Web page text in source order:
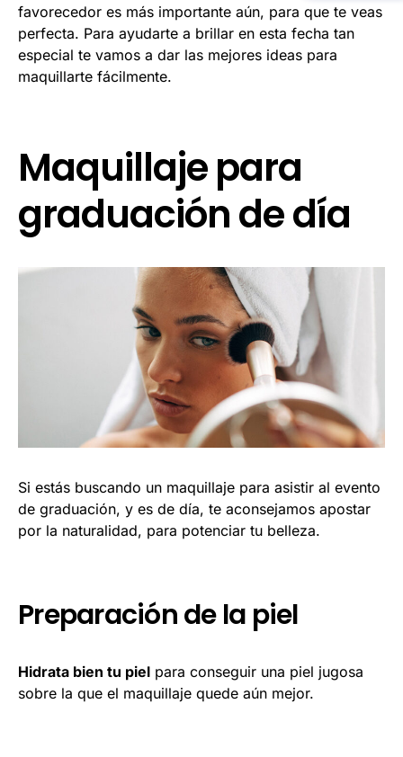
favorecedor es más importante aún, para que te veas
perfecta. Para ayudarte a brillar en esta fecha tan
especial te vamos a dar las mejores ideas para
maquillarte fácilmente.
Maquillaje para
graduación de día
Si estás buscando un maquillaje para asistir al evento
de graduación, y es de día, te aconsejamos apostar
por la naturalidad, para potenciar tu belleza.
Preparación de la piel
Hidrata bien tu piel para conseguir una piel jugosa
sobre la que el maquillaje quede aún mejor.